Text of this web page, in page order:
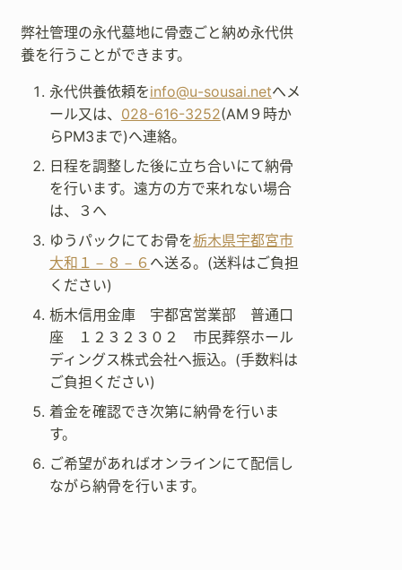
弊社管理の永代墓地に骨壺ごと納め永代供
養を行うことができます。
永代供養依頼をinfo@u-sousai.netへメ
ール又は、 028-616-3252(AM９時か
らPM3まで)へ連絡。
日程を調整した後に立ち合いにて納骨
を行います。遠方の方で来れない場合
は、３へ
ゆうパックにてお骨を栃木県宇都宮市
大和１－８－６ へ送る。(送料はご負担
ください)
栃木信用金庫 宇都宮営業部 普通口
座 １２３２３０２ 市民葬祭ホール
ディングス株式会社へ振込。(手数料は
ご負担ください)
着金を確認でき次第に納骨を行いま
す。
ご希望があればオンラインにて配信し
ながら納骨を行います。